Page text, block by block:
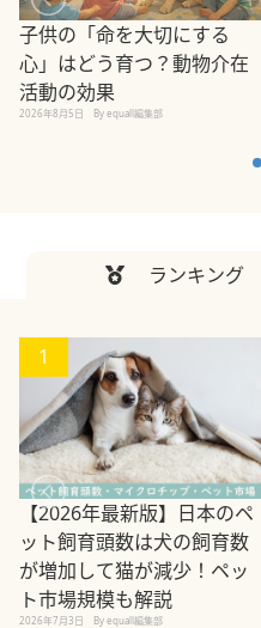
子供の「命を大切にする
心」はどう育つ？動物介在
活動の効果
2026年8月5日 By equall編集部
ランキング
1
【2026年最新版】日本のペ
ット飼育頭数は犬の飼育数
が増加して猫が減少！ペッ
ト市場規模も解説
2026年7月3日 By equall編集部